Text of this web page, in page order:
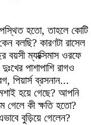
হতো, তাহলে কোটি
বলছি? কারণটা রাসেল
বয়সী ম্যাক্সিমাস ওরফে
পাশাপাশি রাগও
পিয়ার্স ব্রসনান...
হয়ে গেছে? আপনি
গেলে কী ক্ষতি হতো?
বুড়িয়ে গেলেন?